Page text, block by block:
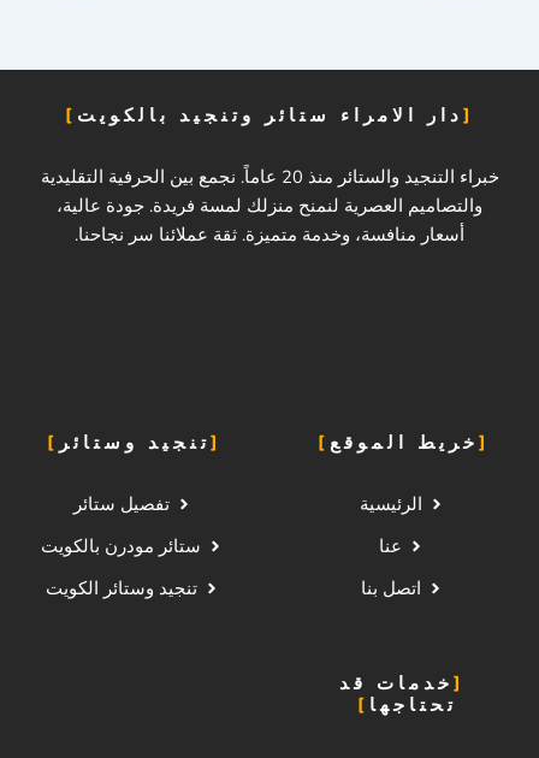
دار الامراء ستائر وتنجيد بالكويت
خبراء التنجيد والستائر منذ 20 عاماً. نجمع بين الحرفية التقليدية
والتصاميم العصرية لنمنح منزلك لمسة فريدة. جودة عالية،
أسعار منافسة، وخدمة متميزة. ثقة عملائنا سر نجاحنا.
خريط الموقع
الرئيسية
عنا
اتصل بنا
تنجيد وستائر
تفصيل ستائر
ستائر مودرن بالكويت
تنجيد وستائر الكويت
خدمات قد
تحتاجها